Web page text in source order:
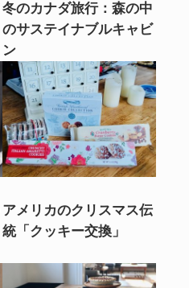
冬のカナダ旅行：森の中
のサステイナブルキャビ
ン
アメリカのクリスマス伝
統「クッキー交換」